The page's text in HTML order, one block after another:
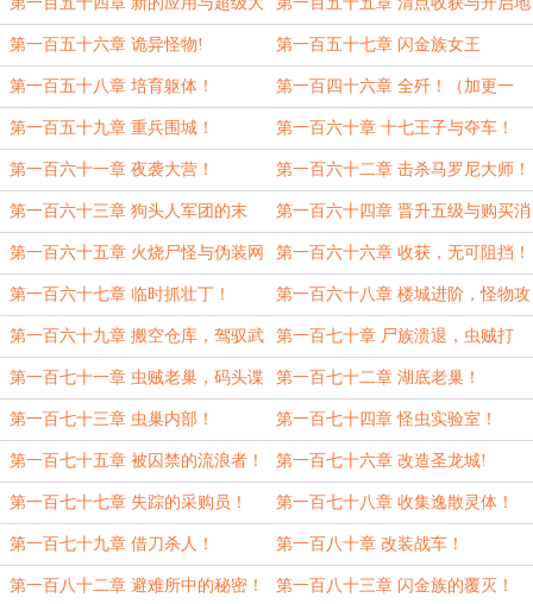
盗！ 下三层！
第一百五十六章 诡异怪物! 第一百五十七章 闪金族女王
第一百五十八章 培育躯体！ 第一百四十六章 全歼！（加更一
章！）
第一百五十九章 重兵围城！ 第一百六十章 十七王子与夺车！
第一百六十一章 夜袭大营！ 第一百六十二章 击杀马罗尼大师！
第一百六十三章 狗头人军团的末
日！
第一百六十四章 晋升五级与购买消
防车！
第一百六十五章 火烧尸怪与伪装网
幕！
第一百六十六章 收获，无可阻挡！
第一百六十七章 临时抓壮丁！ 第一百六十八章 楼城进阶，怪物攻
城！
第一百六十九章 搬空仓库，驾驭武
直！
第一百七十章 尸族溃退，虫贼打
劫！
第一百七十一章 虫贼老巢，码头谍
影！
第一百七十二章 湖底老巢！
第一百七十三章 虫巢内部！ 第一百七十四章 怪虫实验室！
第一百七十五章 被囚禁的流浪者！ 第一百七十六章 改造圣龙城!
第一百七十七章 失踪的采购员！ 第一百七十八章 收集逸散灵体！
第一百七十九章 借刀杀人！ 第一百八十章 改装战车！
第一百八十二章 避难所中的秘密！ 第一百八十三章 闪金族的覆灭！